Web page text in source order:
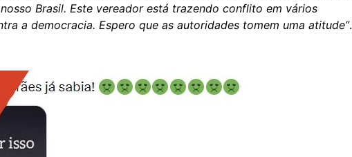
Brasil. Este vereador está trazendo conflito em vários
a democracia. Espero que as autoridades tomem uma atitude”.